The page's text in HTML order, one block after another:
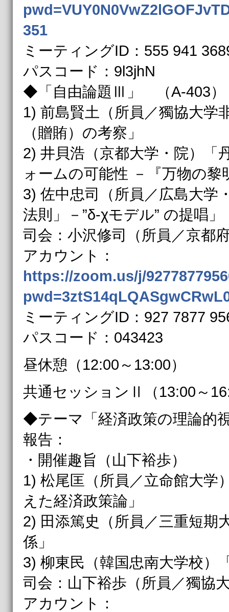
351
ミーティングID：555 941
パスコード：9l3jhN
◆「自由論題Ⅲ」 （A-403）
1) 前島賢土（所員／獨協大学
（贈賄）の考察」
2) 井貝浩（京都大学・院）「
ォームの可能性 －『万物の黎
3) 佐中忠司（所員／広島大学
法則」－”δ-χモデル” の提唱」
司会：小沢修司（所員／京都
アカウント：
https://zoom.us/j/
ミーティングID：927 7877
パスコード：043423
昼休憩（12:00～13:00）
共通セッションⅡ（13:00～
◆テーマ「経済政策の理論的
報告：
・開催趣旨（山下裕歩）
1) 松尾匡（所員／立命館大学
えた経済政策論」
2) 田添篤史（所員／三重短期
係」
3) 柳東民（韓国忠南大学校）
司会：山下裕歩（所員／獨協
アカウント：